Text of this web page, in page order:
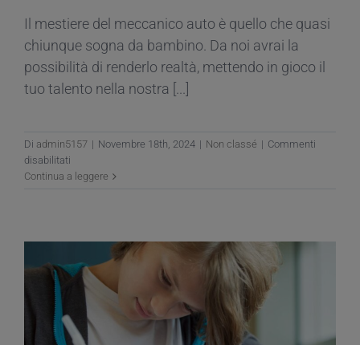
Il mestiere del meccanico auto è quello che quasi
chiunque sogna da bambino. Da noi avrai la
possibilità di renderlo realtà, mettendo in gioco il
tuo talento nella nostra [...]
Di admin5157 | Novembre 18th, 2024 | Non classé | Commenti
disabilitati
Ti
meccanico
Vieni
all’Open
Day
del
CNOS-
Continua a leggere